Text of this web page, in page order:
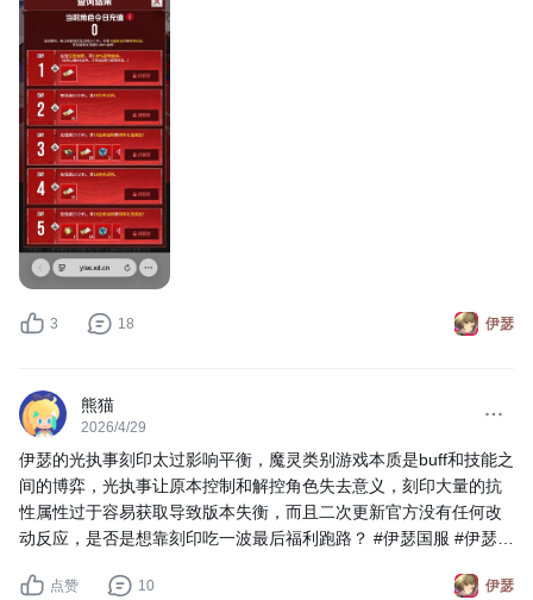
伊瑟
3 18
熊猫
2026/4/29
伊瑟的光执事刻印太过影响平衡，魔灵类别游戏本质是buff和技能之
间的博弈，光执事让原本控制和解控角色失去意义，刻印大量的抗
性属性过于容易获取导致版本失衡，而且二次更新官方没有任何改
动反应，是否是想靠刻印吃一波最后福利跑路？ #伊瑟国服 #伊瑟
#噗噜噜实验室
伊瑟
点赞 10